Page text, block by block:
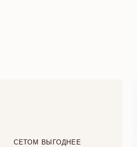
СЕТОМ ВЫГОДНЕЕ